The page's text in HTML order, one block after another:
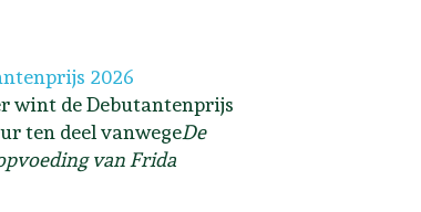
2026
wint de Debutantenprijs
ten deel vanwegeDe
van Frida